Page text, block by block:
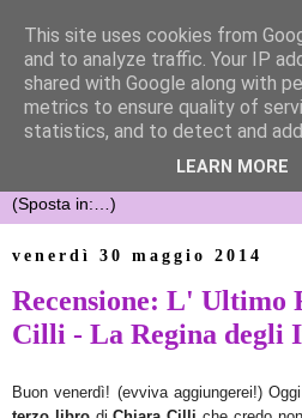
venerdì 30 maggio 2014
Recensione: L' Ultimo
Cilli - La Regina degli
Buon venerdì! (evviva aggiungerei!)
This site uses cookies from
and to analyze traffic. Your IP
shared with Google along with
metrics to ensure quality of
statistics, and to detect and
LEARN MORE